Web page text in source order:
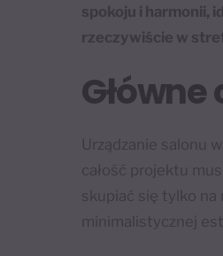
spokoju i harmonii,
rzeczywiście w
Urządzanie salonu
całość projektu
skupiać się tylko na
minimalistycznej